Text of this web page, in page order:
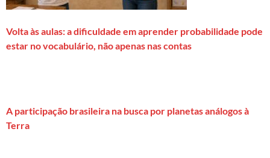
Volta às aulas: a dificuldade em aprender probabilidade pode
estar no vocabulário, não apenas nas contas
A participação brasileira na busca por planetas análogos à
Terra